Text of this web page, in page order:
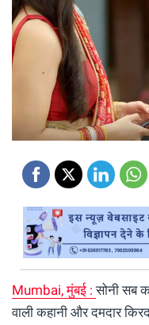
Mumbai, मुंबई :सोनी सब
वाली कहानी और दमदार